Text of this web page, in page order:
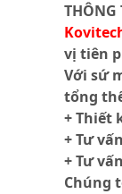
THÔNG
vị tiên
Với sứ
tổng
+ Thiết
+ Tư
+ Tư
Chúng